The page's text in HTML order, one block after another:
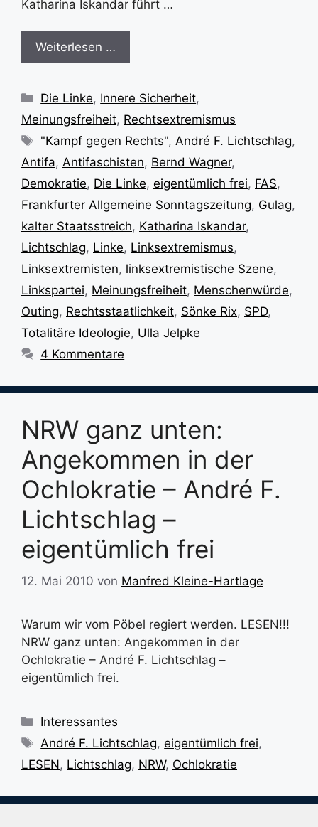
Katharina Iskandar führt …
Weiterlesen …
Kategorien
Die Linke, Innere Sicherheit,
Meinungsfreiheit, Rechtsextremismus
Schlagwörter
"Kampf gegen Rechts",André F. Lichtschlag,
Antifa, Antifaschisten, Bernd Wagner,
Demokratie, Die Linke, eigentümlich frei, FAS,
Frankfurter Allgemeine Sonntagszeitung, Gulag,
kalter Staatsstreich, Katharina Iskandar,
Lichtschlag, Linke, Linksextremismus,
Linksextremisten, linksextremistische Szene,
Linkspartei, Meinungsfreiheit, Menschenwürde,
Outing, Rechtsstaatlichkeit, Sönke Rix, SPD,
Totalitäre Ideologie, Ulla Jelpke
4 Kommentare
NRW ganz unten:
Angekommen in der
Ochlokratie – André F.
Lichtschlag –
eigentümlich frei
12. Mai 2010 von Manfred Kleine-Hartlage
Warum wir vom Pöbel regiert werden. LESEN!!!
NRW ganz unten: Angekommen in der
Ochlokratie – André F. Lichtschlag –
eigentümlich frei.
Kategorien
Interessantes
Schlagwörter
André F. Lichtschlag,eigentümlich frei,
LESEN, Lichtschlag, NRW, Ochlokratie